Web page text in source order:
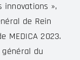
innovations »,
de Rein
MEDICA 2023.
du